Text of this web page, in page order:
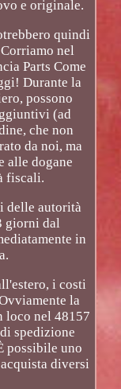
e originale.
quindi
nel
Parts Come
Durante la
possono
(ad
che non
da noi, ma
alle dogane
fiscali.
delle autorità
giorni dal
in
i costi
la
loco nel 48157
spedizione
possibile uno
diversi